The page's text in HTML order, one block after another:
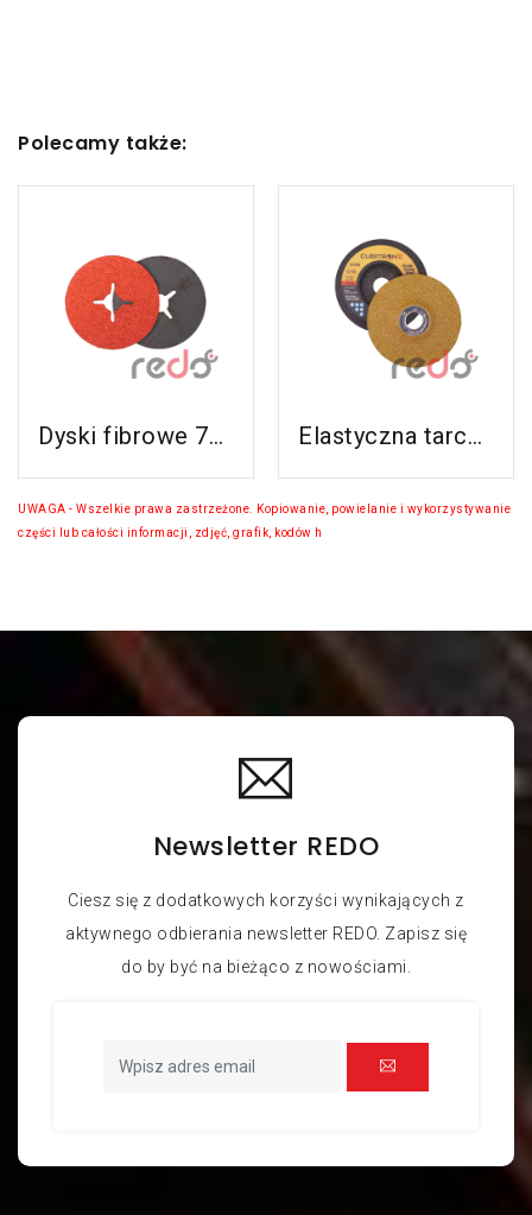
Polecamy także:
Zobacz Ten
Produkt
Dyski fibrowe 787C do stali nierdzewnej i aluminium
Zobacz Ten
Produkt
Elastyczna tarcza do szlifowania 3M™ Cubitron™ II (GoldCorps nowy GreenGorps)
UWAGA - Wsze kie prawa za strzeżone Kopiowa nie powie a nie i wy korzystywa nie
części u b całości informacji zd jęć g rafi k kod ów h
Newsletter REDO
Ciesz się z dodatkowych korzyści wynikających z
aktywnego odbierania newsletter REDO. Zapisz się
do by być na bieżąco z nowościami.